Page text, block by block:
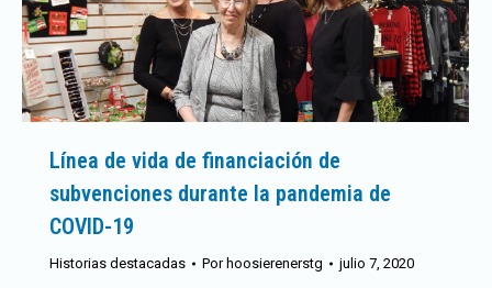
Línea de vida de financiación de
subvenciones durante la pandemia de
COVID-19
Historias destacadas Porhoosierenerstg julio 7, 2020